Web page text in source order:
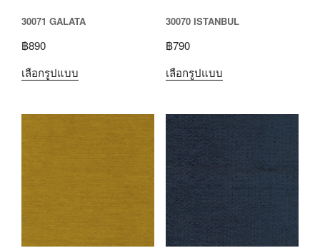
30071 GALATA
฿890
เลือกรูปแบบ
30070 ISTANBUL
฿790
เลือกรูปแบบ